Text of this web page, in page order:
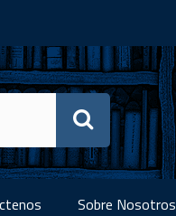
Sobre Nosotros